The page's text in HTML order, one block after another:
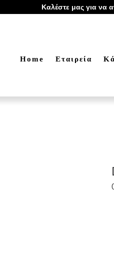
Καλέστε μας για να
Home Eταιρεία